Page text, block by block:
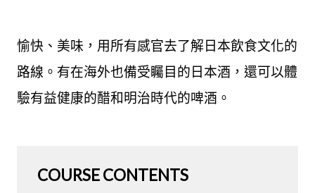
愉快、美味，用所有感官去了解日本飲食文化的
路線。有在海外也備受矚目的日本酒，還可以體
驗有益健康的醋和明治時代的啤酒。
COURSE CONTENTS